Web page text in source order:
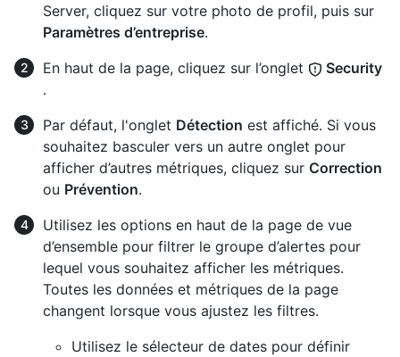
Server, cliquez sur votre photo de profil, puis sur
Paramètres d’entreprise.
En haut de la page, cliquez sur l’onglet
Security
.
Par défaut, l'onglet Détection est affiché. Si vous
souhaitez basculer vers un autre onglet pour
afficher d’autres métriques, cliquez sur Correction
ou Prévention.
Utilisez les options en haut de la page de vue
d’ensemble pour filtrer le groupe d’alertes pour
lequel vous souhaitez afficher les métriques.
Toutes les données et métriques de la page
changent lorsque vous ajustez les filtres.
Utilisez le sélecteur de dates pour définir